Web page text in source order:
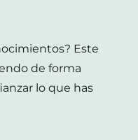
Este
de forma
lo que has